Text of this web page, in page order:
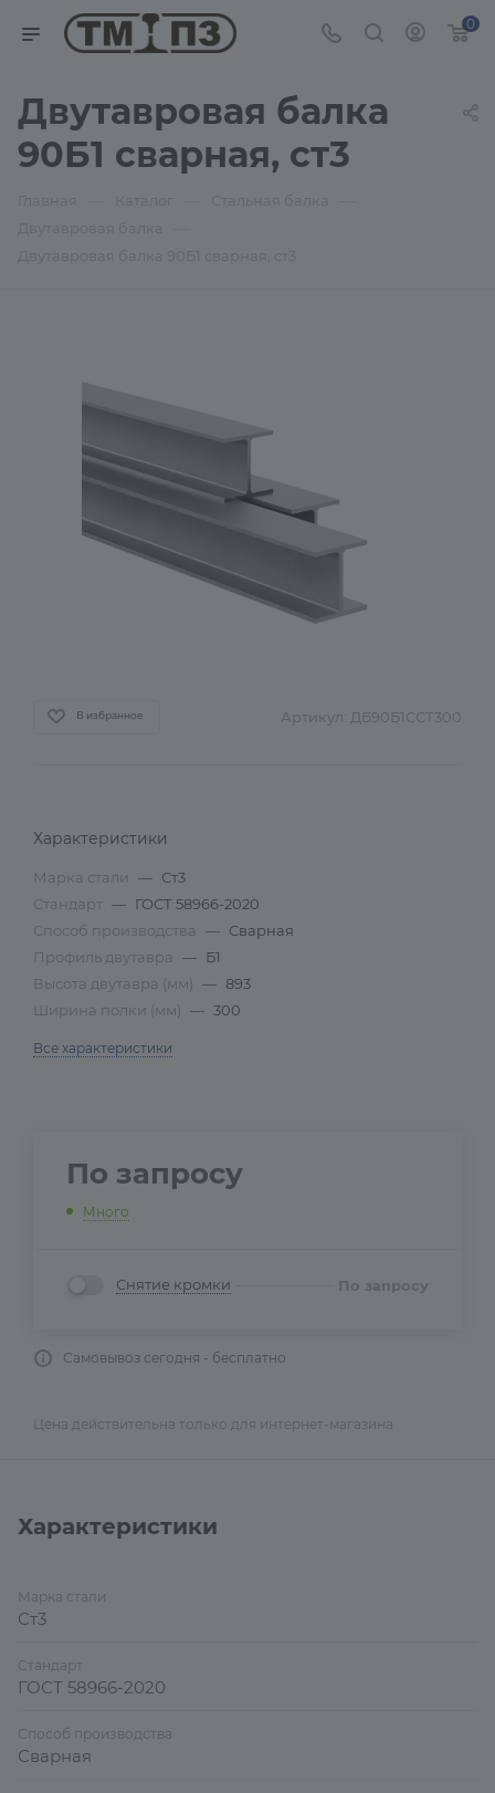
0
Двутавровая балка
90Б1 сварная, ст3
В избранное Артикул: ДБ90Б1ССТ300
Характеристики
Марка стали — Ст3
Стандарт — ГОСТ 58966-2020
Способ производства
— Сварная
Профиль двутавра
— Б1
Высота двутавра (мм) — 893
Ширина полки (мм) — 300
Все характеристики
По запросу
Много
Снятие кромки По запросу
Самовывоз сегодня - бесплатно
Цена действительна только для интернет-магазина
Характеристики
Марка стали
Ст3
Стандарт
ГОСТ 58966-2020
Способ производства
Сварная